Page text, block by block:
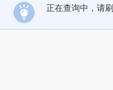
正在查询中，请